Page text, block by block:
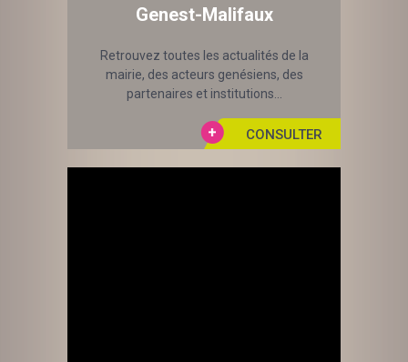
Genest-Malifaux
Retrouvez toutes les actualités de la
mairie, des acteurs genésiens, des
partenaires et institutions...